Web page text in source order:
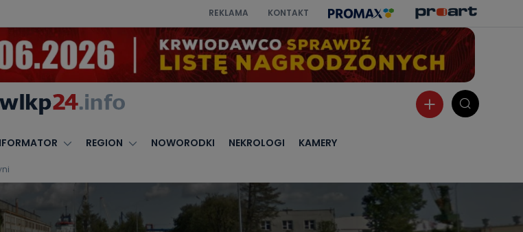
REKLAMA KONTAKT
REGION NOWORODKI NEKROLOGI KAMERY